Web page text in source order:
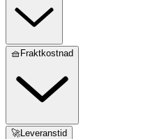
🧺Fraktkostnad
🚀Leveranstid